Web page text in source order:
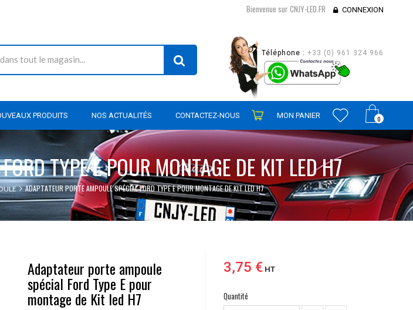
Bienvenue sur CNJY-LED.FR CONNEXION
Téléphone : +33 (0) 961 324 966
0
PRODUITS NOS ACTUALITÉS CONTACTEZ-NOUS MON PANIER
TYPE E POUR MONTAGE DE KIT LED H7
ADAPTATEUR PORTE AMPOULE SPÉCIAL FORD TYPE E POUR MONTAGE DE KIT LED H7
Adaptateur porte ampoule
spécial Ford Type E pour
montage de Kit led H7
3,75 €HT
Quantité